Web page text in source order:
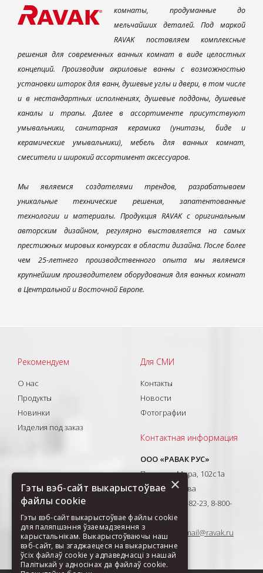
комнаты, продуманные до
мельчайших деталей. Под маркой
RAVAK поставляем комплексные
решения для современных ванных комнат в виде целостных
концепций. Производим акриловые ванны с возможностью
установки шторок для ванн, душевые углы и двери, в том числе
и в нестандартных исполнениях, душевые поддоны, душевые
каналы и трапы. Далее в ассортименте присутствуют
умывальники, санитарная керамика (унитазы, биде и
керамические умывальники), мебель для ванных комнат,
смесители и широкий ассортимент аксессуаров.
Мы являемся создателями трендов, разрабатываем
уникальные технические решения, запатентованные
технологии и материалы. Продукция RAVAK с оригинальным
авторским дизайном, регулярно выставляется на самых
престижных мировых конкурсах в области дизайна. После более
чем 25-летнего производственного опыта мы являемся
крупнейшим производителем оборудования для ванных комнат
в Центральной и Восточной Европе.
Рекомендуем
О нас
Продукты
Новинки
Изделия под заказ
Для СМИ
Контакты
Новости
Фотографии
Контактная информация
ООО «РАВАК РУС»
Проспект Мира, 102с1а
129626, Москва
T: +7(495) 710-82-23, 8-800-
333-41-51
E-mail:ravak-mail@ravak.ru
×
Гэты вэб-сайт выкарыстоўвае
файлы cookie
Гэты вэб-сайт выкарыстоўвае файлы cookie
для паляпшэння ўзаемадзеяння з
карыстальнікам. Выкарыстоўваючы наш
вэб-сайт, вы згаджаецеся на выкарыстанне
ўсіх файлаў cookie у адпаведнасці з нашай
Палітыкай у адносінах да файлаў cookie.